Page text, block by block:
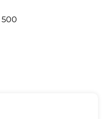
500